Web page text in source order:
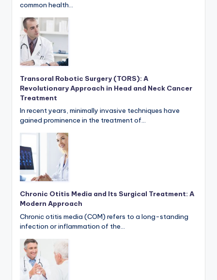
common health…
Transoral Robotic Surgery (TORS): A
Revolutionary Approach in Head and Neck Cancer
Treatment
In recent years, minimally invasive techniques have
gained prominence in the treatment of…
Chronic Otitis Media and Its Surgical Treatment: A
Modern Approach
Chronic otitis media (COM) refers to a long-standing
infection or inflammation of the…